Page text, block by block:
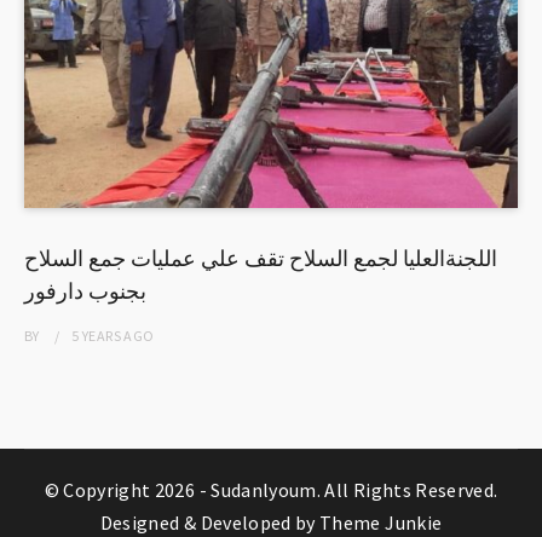
اللجنةالعليا لجمع السلاح تقف علي عمليات جمع السلاح
بجنوب دارفور
BY 5 YEARSAGO
© Copyright 2026 -Sudanlyoum. All Rights Reserved.
Designed & Developed by Theme Junkie